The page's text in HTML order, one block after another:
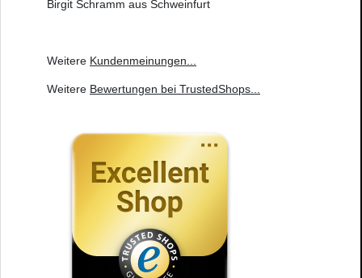
Birgit Schramm aus Schweinfurt
Weitere Kundenmeinungen...
Weitere Bewertungen bei TrustedShops...